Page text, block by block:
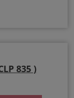
835 )